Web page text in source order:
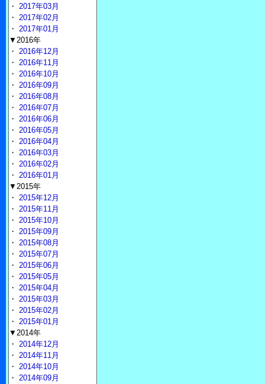
・ 2017年03月
・ 2017年02月
・ 2017年01月
▼2016年
・ 2016年12月
・ 2016年11月
・ 2016年10月
・ 2016年09月
・ 2016年08月
・ 2016年07月
・ 2016年06月
・ 2016年05月
・ 2016年04月
・ 2016年03月
・ 2016年02月
・ 2016年01月
▼2015年
・ 2015年12月
・ 2015年11月
・ 2015年10月
・ 2015年09月
・ 2015年08月
・ 2015年07月
・ 2015年06月
・ 2015年05月
・ 2015年04月
・ 2015年03月
・ 2015年02月
・ 2015年01月
▼2014年
・ 2014年12月
・ 2014年11月
・ 2014年10月
・ 2014年09月